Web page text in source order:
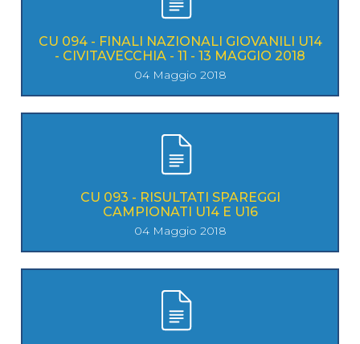
CU 094 - FINALI NAZIONALI GIOVANILI U14
- CIVITAVECCHIA - 11 - 13 MAGGIO 2018
04 Maggio 2018
CU 093 - RISULTATI SPAREGGI
CAMPIONATI U14 E U16
04 Maggio 2018